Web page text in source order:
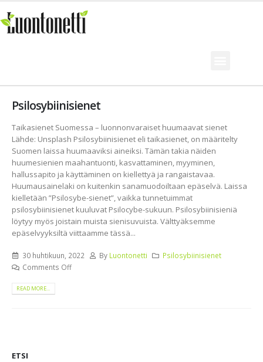
Psilosybiinisienet
Taikasienet Suomessa – luonnonvaraiset huumaavat sienet
Lähde: Unsplash Psilosybiinisienet eli taikasienet, on määritelty
Suomen laissa huumaaviksi aineiksi. Tämän takia näiden
huumesienien maahantuonti, kasvattaminen, myyminen,
hallussapito ja käyttäminen on kiellettyä ja rangaistavaa.
Huumausainelaki on kuitenkin sanamuodoiltaan epäselvä. Laissa
kielletään ”Psilosybe-sienet”, vaikka tunnetuimmat
psilosybiinisienet kuuluvat Psilocybe-sukuun. Psilosybiinisieniä
löytyy myös joistain muista sienisuvuista. Välttyäksemme
epäselvyyksiltä viittaamme tässä...
30 huhtikuun, 2022 By Luontonetti
Psilosybiinisienet
Comments Off
READ MORE...
ETSI